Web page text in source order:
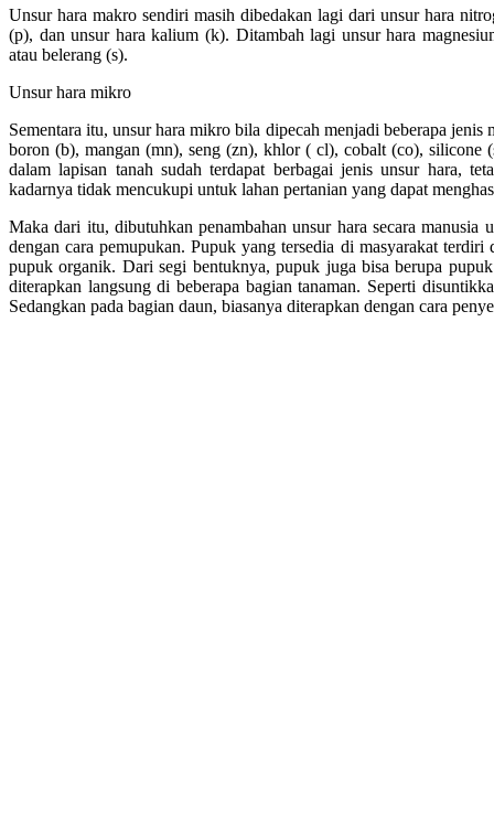
Unsur hara makro sendiri masih dibedakan lagi dari unsur hara
(p), dan unsur hara kalium (k). Ditambah lagi unsur hara
atau belerang (s).
Unsur hara mikro
Sementara itu, unsur hara mikro bila dipecah menjadi beberapa jenis
boron (b), mangan (mn), seng (zn), khlor ( cl), cobalt (co), silicone
dalam lapisan tanah sudah terdapat berbagai jenis unsur hara,
kadarnya tidak mencukupi untuk lahan pertanian yang dapat
Maka dari itu, dibutuhkan penambahan unsur hara secara manusia
dengan cara pemupukan. Pupuk yang tersedia di masyarakat
pupuk organik. Dari segi bentuknya, pupuk juga bisa berupa
diterapkan langsung di beberapa bagian tanaman. Seperti
Sedangkan pada bagian daun, biasanya diterapkan dengan cara